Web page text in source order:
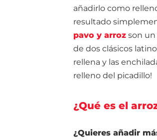
añadirlo como
resultado
pavo y arroz son
de dos clásicos
rellena y las
relleno del picadillo!
¿Qué es el
¿Quieres añadir